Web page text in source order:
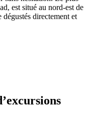
est situé au nord-est de
directement et